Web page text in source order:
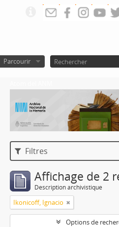
Parcourir
Filtres
Affichage de 2
Description archivistique
Ikonicoff, Ignacio
Options de